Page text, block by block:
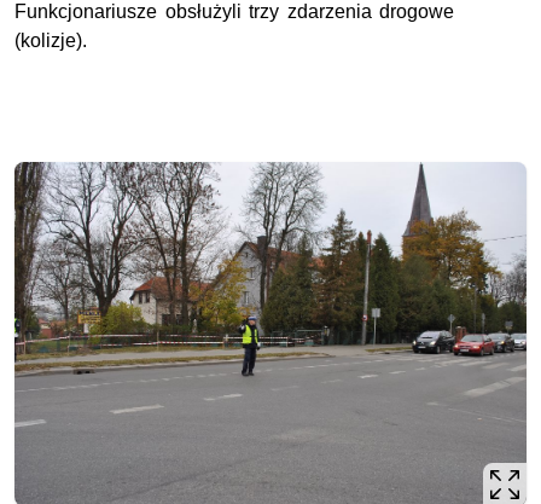
Funkcjonariusze obsłużyli trzy zdarzenia drogowe
(kolizje).